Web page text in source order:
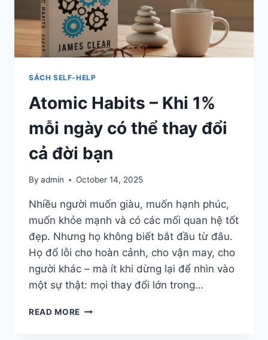
SÁCH SELF-HELP
Atomic Habits – Khi 1%
mỗi ngày có thể thay đổi
cả đời bạn
By admin October 14, 2025
Nhiều người muốn giàu, muốn hạnh phúc,
muốn khỏe mạnh và có các mối quan hệ tốt
đẹp. Nhưng họ không biết bắt đầu từ đâu.
Họ đổ lỗi cho hoàn cảnh, cho vận may, cho
người khác – mà ít khi dừng lại để nhìn vào
một sự thật: mọi thay đổi lớn trong…
READ MORE ATOMIC